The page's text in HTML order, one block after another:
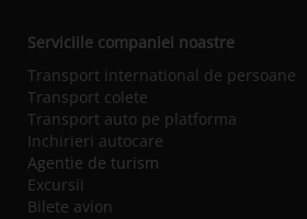
Serviciile companiei noastre
Transport international de persoane
Transport colete
Transport auto pe platforma
Inchirieri autocare
Agentie de turism
Excursii
Bilete avion